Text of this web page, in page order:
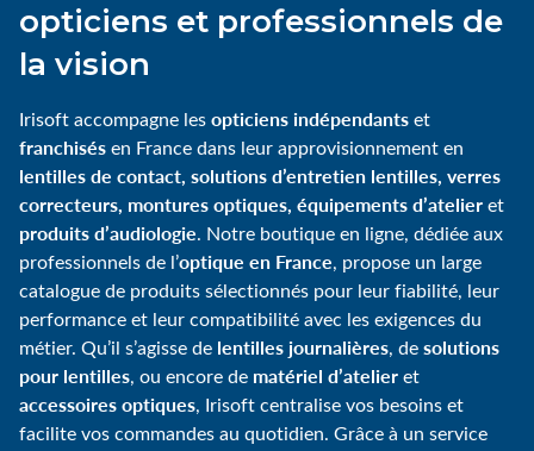
opticiens et professionnels de
la vision
Irisoft accompagne lesopticiens indépendantset
franchisésen France dans leur approvisionnement en
lentilles de contact, solutions d’entretien lentilles, verres
correcteurs, montures optiques, équipements d’atelieret
produits d’audiologie. Notre boutique en ligne, dédiée aux
professionnels de l’optique en France, propose un large
catalogue de produits sélectionnés pour leur fiabilité, leur
performance et leur compatibilité avec les exigences du
métier. Qu’il s’agisse de lentilles journalières, desolutions
pour lentilles, ou encore de matériel d’atelieret
accessoires optiques, Irisoft centralise vos besoins et
facilite vos commandes au quotidien. Grâce à un service